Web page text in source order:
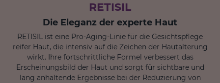
RETISIL
Die Eleganz der experte Haut
RETISIL ist eine Pro-Aging-Linie für die Gesichtspflege
reifer Haut, die intensiv auf die Zeichen der Hautalterung
wirkt. Ihre fortschrittliche Formel verbessert das
Erscheinungsbild der Haut und sorgt für sichtbare und
lang anhaltende Ergebnisse bei der Reduzierung von